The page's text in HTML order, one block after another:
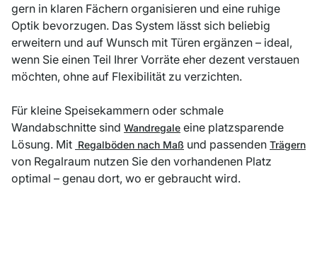
gern in klaren Fächern organisieren und eine ruhige
Optik bevorzugen. Das System lässt sich beliebig
erweitern und auf Wunsch mit Türen ergänzen – ideal,
wenn Sie einen Teil Ihrer Vorräte eher dezent verstauen
möchten, ohne auf Flexibilität zu verzichten.
Für kleine Speisekammern oder schmale
Wandabschnitte sind Wandregale eine platzsparende
Lösung. Mit Regalböden nach Maß und passenden Trägern
von Regalraum nutzen Sie den vorhandenen Platz
optimal – genau dort, wo er gebraucht wird.